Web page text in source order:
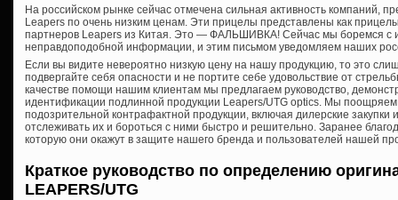
На российском рынке сейчас отмечена сильная активность компаний,
Leapers по очень низким ценам. Эти прицелы представлены как
партнеров Leapers из Китая. Это — ФАЛЬШИВКА! Сейчас мы боремся с
неправдоподобной информации, и этим письмом уведомляем наших
Если вы видите невероятно низкую цену на нашу продукцию, то это
подвергайте себя опасности и не портите себе удовольствие от
качестве помощи нашим клиентам мы предлагаем руководство,
идентификации подлинной продукции Leapers/UTG optics. Мы
подозрительной контрафактной продукции, включая дилерские
отслеживать их и бороться с ними быстро и решительно. Заранее
которую они окажут в защите нашего бренда и пользователей нашей
Краткое руководство по определению
LEAPERS/UTG